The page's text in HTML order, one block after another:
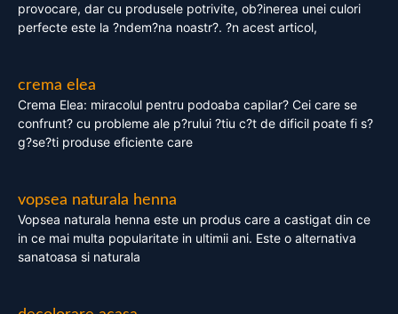
provocare, dar cu produsele potrivite, ob?inerea unei culori
perfecte este la ?ndem?na noastr?. ?n acest articol,
crema elea
Crema Elea: miracolul pentru podoaba capilar? Cei care se
confrunt? cu probleme ale p?rului ?tiu c?t de dificil poate fi s?
g?se?ti produse eficiente care
vopsea naturala henna
Vopsea naturala henna este un produs care a castigat din ce
in ce mai multa popularitate in ultimii ani. Este o alternativa
sanatoasa si naturala